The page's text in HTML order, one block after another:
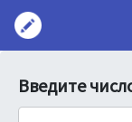
Введите